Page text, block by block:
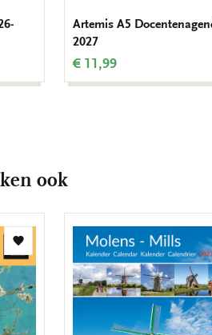
Artemis A5
2027
€ 11,99
ook
Toevoegen
aan
verlanglijst